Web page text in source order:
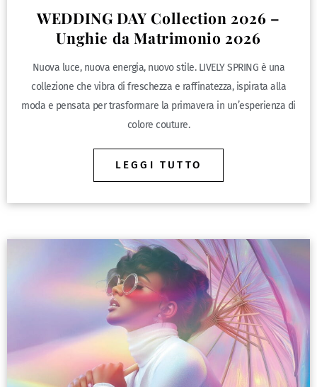
WEDDING DAY Collection 2026 –
Unghie da Matrimonio 2026
Nuova luce, nuova energia, nuovo stile. LIVELY SPRING è una
collezione che vibra di freschezza e raffinatezza, ispirata alla
moda e pensata per trasformare la primavera in un’esperienza di
colore couture.
LEGGI TUTTO